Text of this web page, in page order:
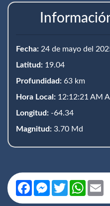
Fecha: 24 de mayo del
Latitud: 19.04
Profundidad: 63 km
Hora Local: 12:12:21 AM
Longitud: -64.34
Magnitud: 3.70 Md
FacebookMessenger
Twitter